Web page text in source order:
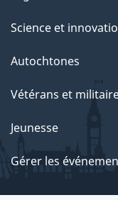
Science et
Autochtones
Vétérans et
Jeunesse
Gérer les